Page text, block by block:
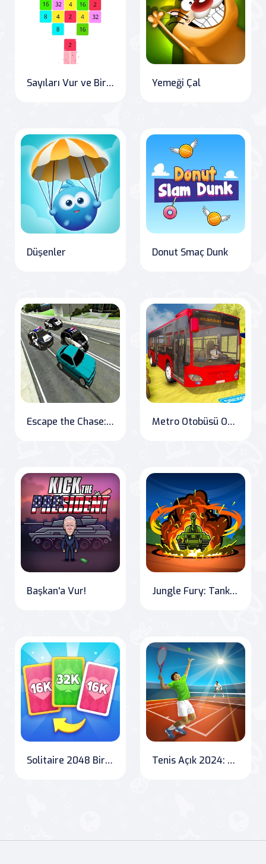
Sayıları Vur ve Birleştir Yemeği Çal
Düşenler Donut Smaç Dunk
Escape the Chase: Mad Cop in New York Metro Otobüsü Oyunları Gerçek Metro Sim
Başkan'a Vur! Jungle Fury: Tank Tactics
Solitaire 2048 Birleştirme Tenis Açık 2024: En İyi Oyuncu Sensin!